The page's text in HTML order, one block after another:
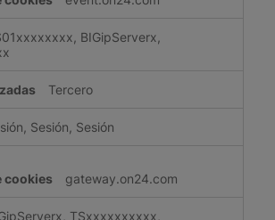
BIGipServerx,
Tercero
Sesión, Sesión
gateway.on24.com
TSxxxxxxxxxx,